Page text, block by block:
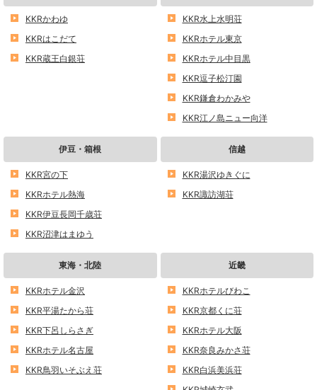
KKRかわゆ
KKRはこだて
KKR蔵王白銀荘
KKR水上水明荘
KKRホテル東京
KKRホテル中目黒
KKR逗子松汀園
KKR鎌倉わかみや
KKR江ノ島ニュー向洋
伊豆・箱根
KKR宮の下
KKRホテル熱海
KKR伊豆長岡千歳荘
KKR沼津はまゆう
信越
KKR湯沢ゆきぐに
KKR諏訪湖荘
東海・北陸
KKRホテル金沢
KKR平湯たから荘
KKR下呂しらさぎ
KKRホテル名古屋
KKR鳥羽いそぶえ荘
近畿
KKRホテルびわこ
KKR京都くに荘
KKRホテル大阪
KKR奈良みかさ荘
KKR白浜美浜荘